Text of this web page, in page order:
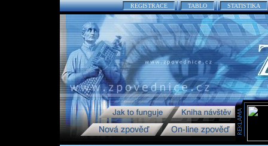
REGISTRACE TABLO STATISTIKA